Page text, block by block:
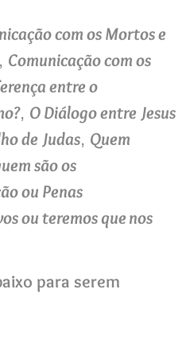
com os Mortos e
, Comunicação com os
entre o
, O Diálogo entre Jesus
de Judas, Quem
são os
ou Penas
ou teremos que nos
para serem